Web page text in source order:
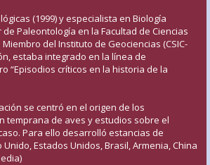
(1999) y especialista en Biología
Paleontología en la Facultad de Ciencias
del Instituto de Geociencias (CSIC-
estaba integrado en la línea de
“Episodios críticos en la historia de la
se centró en el origen de los
temprana de aves y estudios sobre el
Para ello desarrolló estancias de
Estados Unidos, Brasil, Armenia, China